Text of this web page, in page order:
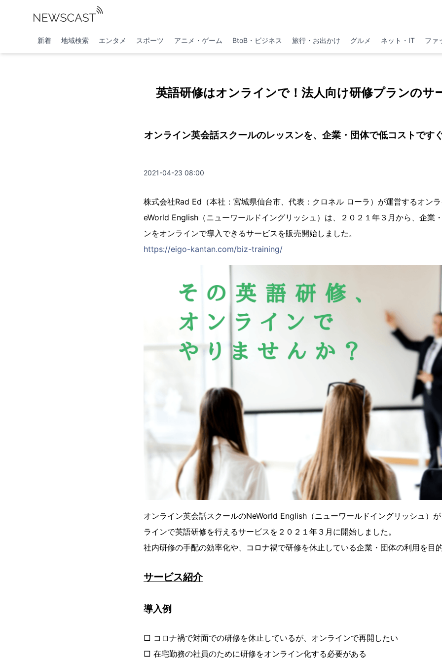
新着 地域検索 エンタメ スポーツ アニメ・ゲーム BtoB・ビジネス 旅行・お出かけ グルメ ネット・IT ファ
英語研修はオンラインで！法人向け研修プランのサ
オンライン英会話スクールのレッスンを、企業・団体で低コストです
2021-04-23 08:00
株式会社Rad Ed（本社：宮城県仙台市、代表：クロネル ローラ）が運営するオン
eWorld English（ニューワールドイングリッシュ）は、２０２１年３月から、企業
ンをオンラインで導入できるサービスを販売開始しました。
https://eigo-kantan.com/biz-training/
オンライン英会話スクールのNeWorld English（ニューワールドイングリッシュ）
ラインで英語研修を行えるサービスを２０２１年３月に開始しました。
社内研修の手配の効率化や、コロナ禍で研修を休止している企業・団体の利用を目
サービス紹介
導入例
□ コロナ禍で対面での研修を休止しているが、オンラインで再開したい
□ 在宅勤務の社員のために研修をオンライン化する必要がある